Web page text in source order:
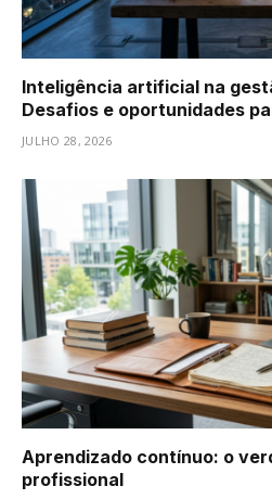
Inteligência artificial na
Desafios e oportunidades
JULHO 28, 2026
Aprendizado contínuo: o
profissional